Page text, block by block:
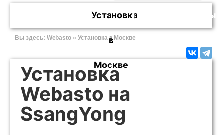
Установка
в
Москве
Полезно Контакты
Вы здесь: Webasto » Установка в Москве
Установка
Webasto на
SsangYong